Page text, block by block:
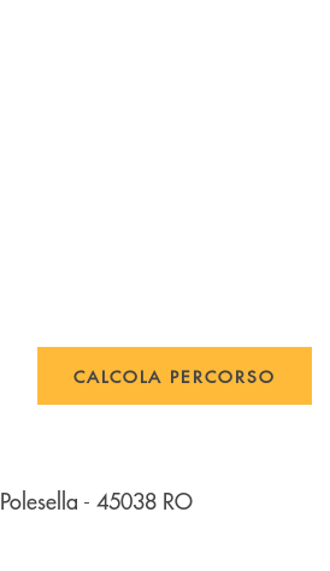
CALCOLA PERCORSO
Polesella - 45038 RO